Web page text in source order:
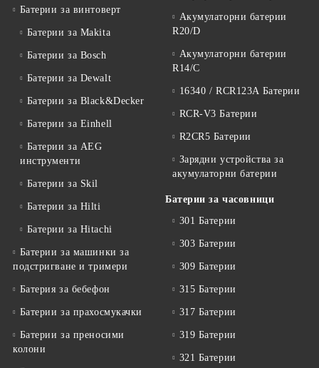
Батерии за винтоверт
Батерии за Makita
Батерии за Bosch
Батерии за Dewalt
Батерии за Black&Decker
Батерии за Einhell
Батерии за AEG
инструменти
Батерии за Skil
Батерии за Hilti
Батерии за Hitachi
Батерии за машинки за
подстригване и тримери
Батерия за бебефон
Батерии за прахосмукачки
Батерии за преносими
колони
Акумулаторни батерии
R20/D
Акумулаторни батерии
R14/C
16340 / RCR123A Батерии
RCR-V3 Батерии
R2CR5 Батерии
Зарядни устройства за
акумулаторни батерии
Батерии за часовници
301 Батерии
303 Батерии
309 Батерии
315 Батерии
317 Батерии
319 Батерии
321 Батерии